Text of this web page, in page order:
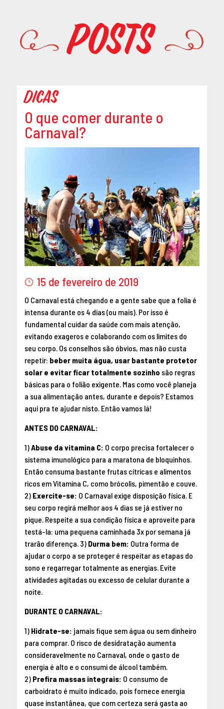
Posts
Dicas
O que comer durante o
Carnaval?
15 de fevereiro de 2019
O Carnaval está chegando e a gente sabe que a folia é
intensa durante os 4 dias (ou mais). Por isso é
fundamental cuidar da saúde com mais atenção,
evitando exageros e colaborando com os limites do
seu corpo. Os conselhos são óbvios, mas não custa
repetir: beber muita água, usar bastante protetor
solar e evitar ficar totalmente sozinho são regras
básicas para o folião exigente. Mas como você planeja
a sua alimentação antes, durante e depois? Estamos
aqui pra te ajudar nisto. Então vamos lá!
ANTES DO CARNAVAL:
1) Abuse da vitamina C: O corpo precisa fortalecer o
sistema imunológico para a maratona de bloquinhos.
Então consuma bastante frutas cítricas e alimentos
ricos em Vitamina C, como brócolis, pimentão e couve.
2) Exercite-se: O Carnaval exige disposição física. E
seu corpo regirá melhor aos 4 dias se já estiver no
pique. Respeite a sua condição física e aproveite para
testá-la: uma pequena caminhada 3x por semana já
trarão diferença. 3) Durma bem: Outra forma de
ajudar o corpo a se proteger é respeitar as etapas do
sono e regarregar totalmente as energias. Evite
atividades agitadas ou excesso de celular durante a
noite.
DURANTE O CARNAVAL:
1) Hidrate-se: jamais fique sem água ou sem dinheiro
para comprar. O risco de desidratação aumenta
consideravelmente no Carnaval, onde o gasto de
energia é alto e o consumi de álcool também.
2)Prefira massas integrais: O consumo de
carboidrato é muito indicado, pois fornece energia
quase instantânea, que com certeza será gasta ao